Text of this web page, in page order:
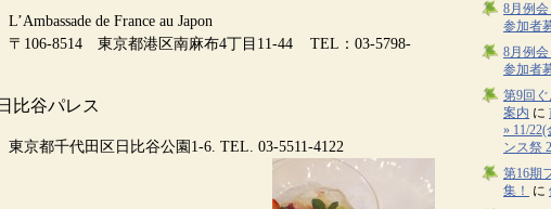
au Japon
南麻布4丁目11-44 TEL：03-5798-
ス
公園1-6. TEL. 03-5511-4122
8月例会
参加者
8月例会
参加者
第9回
案内 に
» 11/
ンス祭
第16期
集！
に